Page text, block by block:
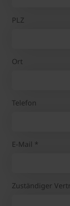
PLZ
Ort
Telefon
E-Mail *
Zuständiger